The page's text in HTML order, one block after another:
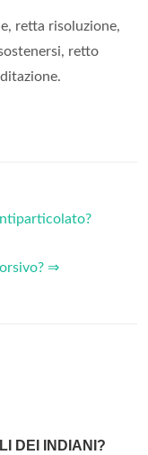
retta risoluzione,
retto
⇒
DEI INDIANI?